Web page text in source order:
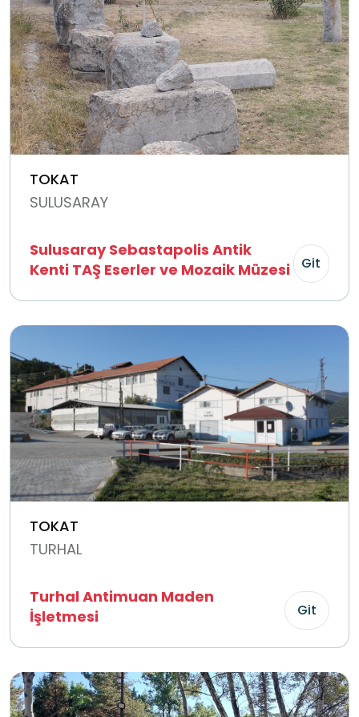
TOKAT
SULUSARAY
Sulusaray Sebastapolis Antik
Kenti TAŞ Eserler ve Mozaik Müzesi
Git
TOKAT
TURHAL
Turhal Antimuan Maden
İşletmesi
Git